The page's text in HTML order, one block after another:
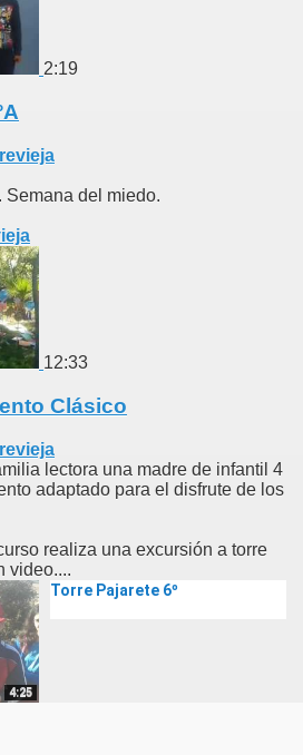
2:19
Semana del miedo.
12:33
Clásico
lectora una madre de infantil 4
adaptado para el disfrute de los
realiza una excursión a torre
video....
4:25
Torre Pajarete 6º